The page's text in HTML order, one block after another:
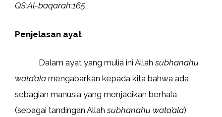
QS:Al-baqarah:165
Penjelasan ayat
Dalam ayat yang mulia ini Allahsubhanahu
wata’ala mengabarkan kepada kita bahwa ada
sebagian manusia yang menjadikan berhala
(sebagai tandingan Allahsubhanahu wata’ala)